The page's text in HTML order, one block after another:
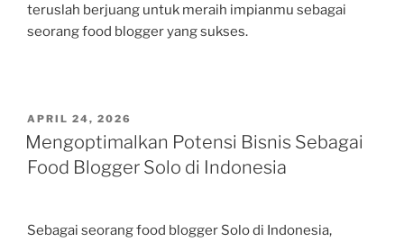
teruslah berjuang untuk meraih impianmu sebagai
seorang food blogger yang sukses.
POSTED
ON
APRIL 24, 2026
Mengoptimalkan Potensi Bisnis Sebagai
Food Blogger Solo di Indonesia
Sebagai seorang food blogger Solo di Indonesia,